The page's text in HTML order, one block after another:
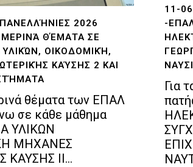
2026
ΘΈΜΑΤΑ ΣΕ
ΟΙΚΟΔΟΜΙΚΉ,
ΚΑΎΣΗΣ 2 ΚΑΙ
θέματα των ΕΠΑΛ
σε κάθε μάθημα
ΥΛΙΚΩΝ
ΜΗΧΑΝΕΣ
ΚΑΥΣΗΣ II...
11-
-
Για